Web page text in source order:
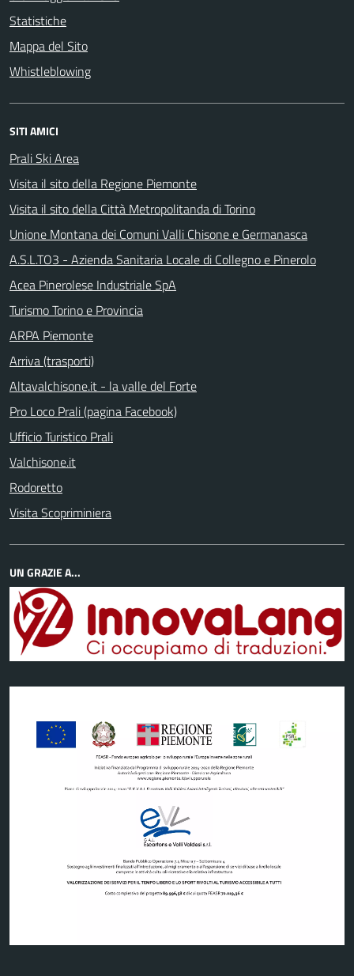
Statistiche
Mappa del Sito
Whistleblowing
SITI AMICI
Prali Ski Area
Visita il sito della Regione Piemonte
Visita il sito della Città Metropolitanda di Torino
Unione Montana dei Comuni Valli Chisone e Germanasca
A.S.L.TO3 - Azienda Sanitaria Locale di Collegno e Pinerolo
Acea Pinerolese Industriale SpA
Turismo Torino e Provincia
ARPA Piemonte
Arriva (trasporti)
Altavalchisone.it - la valle del Forte
Pro Loco Prali (pagina Facebook)
Ufficio Turistico Prali
Valchisone.it
Rodoretto
Visita Scopriminiera
UN GRAZIE A...